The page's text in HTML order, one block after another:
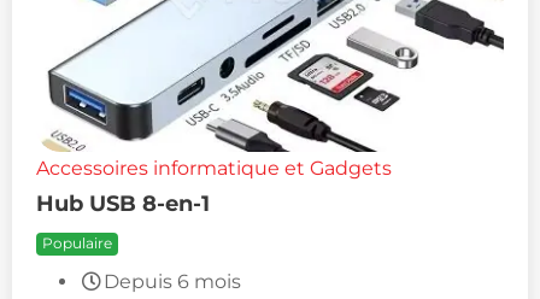
Accessoires informatique et Gadgets
Hub USB 8-en-1
Populaire
Depuis 6 mois